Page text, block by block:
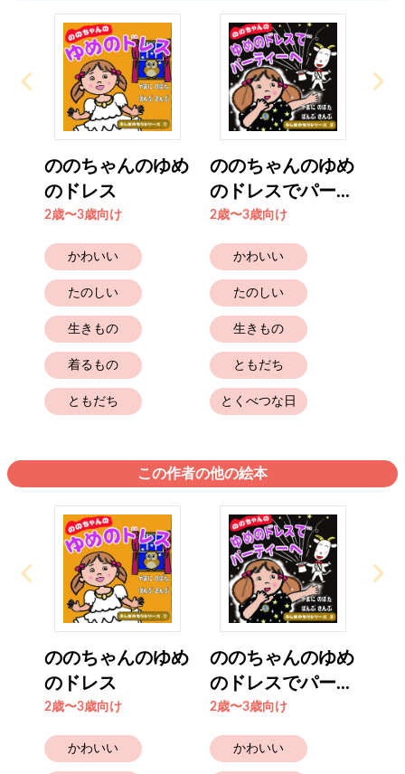
ののちゃんのゆめ
のドレス
2歳〜3歳向け
かわいい
たのしい
生きもの
着るもの
ともだち
ののちゃんのゆめ
のドレスでパー...
2歳〜3歳向け
かわいい
たのしい
生きもの
ともだち
とくべつな日
この作者の他の絵本
ののちゃんのゆめ
のドレス
2歳〜3歳向け
かわいい
ののちゃんのゆめ
のドレスでパー...
2歳〜3歳向け
かわいい